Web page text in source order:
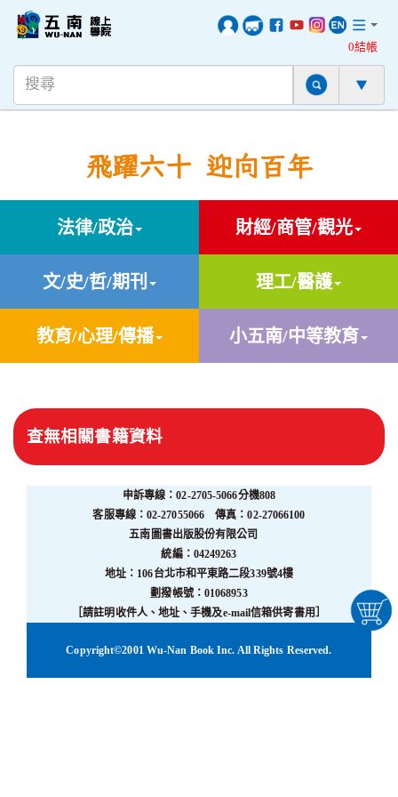
0結帳
飛躍六十 迎向百年
法律/政治 財經/商管/觀光
文/史/哲/期刊 理工/醫護
教育/心理/傳播 小五南/中等教育
查無相關書籍資料
申訴專線：02-2705-5066分機808
客服專線：02-27055066 傳真：02-27066100
五南圖書出版股份有限公司
統編：04249263
地址：106台北市和平東路二段339號4樓
劃撥帳號：01068953
［請註明收件人、地址、手機及e-mail信箱供寄書用］
Copyright©2001 Wu-Nan Book Inc. All Rights Reserved.